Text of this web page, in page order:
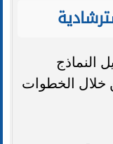
النماذج
لامتحانات 2026 من خلال الخطوات